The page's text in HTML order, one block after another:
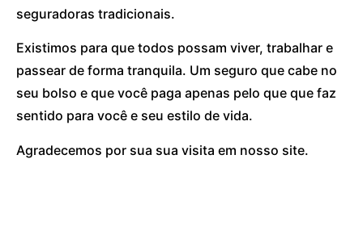
seguradoras tradicionais.
Existimos para que todos possam viver, trabalhar e
passear de forma tranquila. Um seguro que cabe no
seu bolso e que você paga apenas pelo que que faz
sentido para você e seu estilo de vida.
Agradecemos por sua sua visita em nosso site.